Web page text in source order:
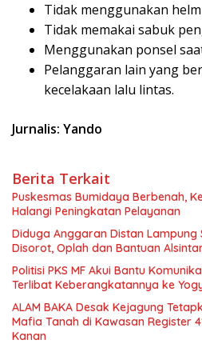
Tidak menggunakan helm
Tidak memakai sabuk
Menggunakan ponsel
Pelanggaran lain yang
kecelakaan lalu lintas.
Jurnalis: Yando
Berita Terkait
‎Puskesmas Bumidaya Berbenah,
Halangi Peningkatan Pelayanan
Diduga Anggaran Distan Lampung
Disorot, Oplah dan Bantuan
Politisi PKS MF Akui Bantu
Terlibat Keberangkatannya ke
ALAM BAKA Desak Kejagung
Mafia Tanah di Kawasan Register
Kanan